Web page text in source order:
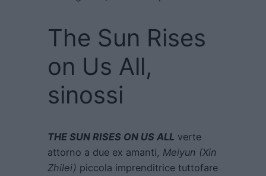
The Sun Rises
on Us All,
sinossi
THE SUN RISES ON US ALL verte
attorno a due ex amanti, Meiyun (Xin
Zhilei) piccola imprenditrice tuttofare